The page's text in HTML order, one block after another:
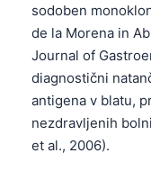
sodoben
de la Morena in
Journal of
diagnostični
antigena v blatu,
nezdravljenih
et al., 2006).